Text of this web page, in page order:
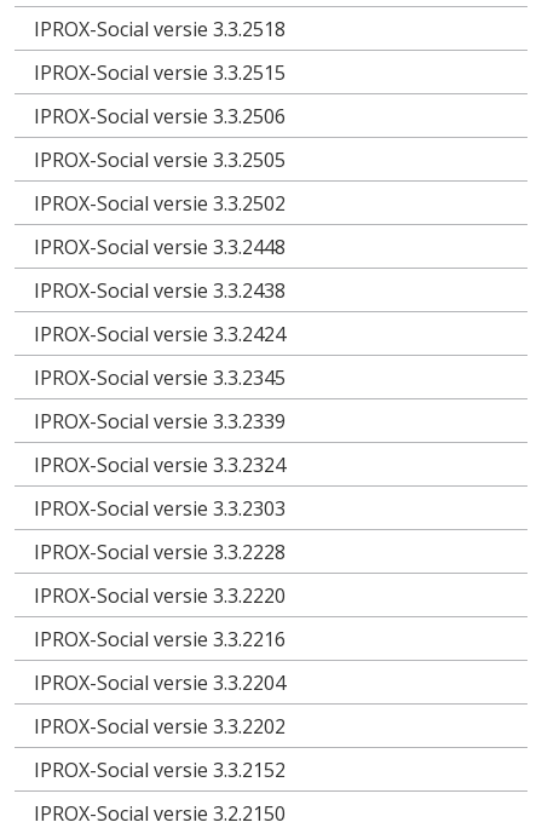
IPROX-Social versie 3.3.2518
IPROX-Social versie 3.3.2515
IPROX-Social versie 3.3.2506
IPROX-Social versie 3.3.2505
IPROX-Social versie 3.3.2502
IPROX-Social versie 3.3.2448
IPROX-Social versie 3.3.2438
IPROX-Social versie 3.3.2424
IPROX-Social versie 3.3.2345
IPROX-Social versie 3.3.2339
IPROX-Social versie 3.3.2324
IPROX-Social versie 3.3.2303
IPROX-Social versie 3.3.2228
IPROX-Social versie 3.3.2220
IPROX-Social versie 3.3.2216
IPROX-Social versie 3.3.2204
IPROX-Social versie 3.3.2202
IPROX-Social versie 3.3.2152
IPROX-Social versie 3.2.2150